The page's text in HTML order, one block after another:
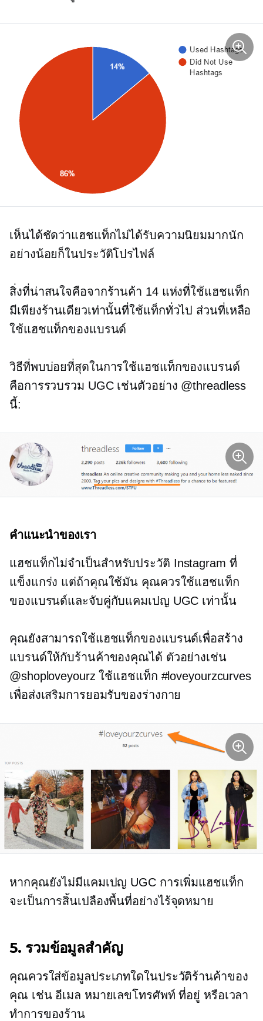
เห็นได้ชัดว่าแฮชแท็กไม่ได้รับความนิยมมากนัก
อย่างน้อยก็ในประวัติโปรไฟล์
สิ่งที่น่าสนใจคือจากร้านค้า 14 แห่งที่ใช้แฮชแท็ก
มีเพียงร้านเดียวเท่านั้นที่ใช้แท็กทั่วไป ส่วนที่เหลือ
ใช้แฮชแท็กของแบรนด์
วิธีที่พบบ่อยที่สุดในการใช้แฮชแท็กของแบรนด์
คือการรวบรวม UGC เช่นตัวอย่าง @threadless
นี้:
คำแนะนำของเรา
แฮชแท็กไม่จำเป็นสำหรับประวัติ Instagram ที่
แข็งแกร่ง แต่ถ้าคุณใช้มัน คุณควรใช้แฮชแท็ก
ของแบรนด์และจับคู่กับแคมเปญ UGC เท่านั้น
คุณยังสามารถใช้แฮชแท็กของแบรนด์เพื่อสร้าง
แบรนด์ให้กับร้านค้าของคุณได้ ตัวอย่างเช่น
@shoploveyourz ใช้แฮชแท็ก #loveyourzcurves
เพื่อส่งเสริมการยอมรับของร่างกาย
หากคุณยังไม่มีแคมเปญ UGC การเพิ่มแฮชแท็ก
จะเป็นการสิ้นเปลืองพื้นที่อย่างไร้จุดหมาย
5. รวมข้อมูลสำคัญ
คุณควรใส่ข้อมูลประเภทใดในประวัติร้านค้าของ
คุณ เช่น อีเมล หมายเลขโทรศัพท์ ที่อยู่ หรือเวลา
ทำการของร้าน